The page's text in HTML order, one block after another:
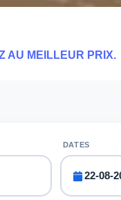
AU MEILLEUR PRIX.
DATES